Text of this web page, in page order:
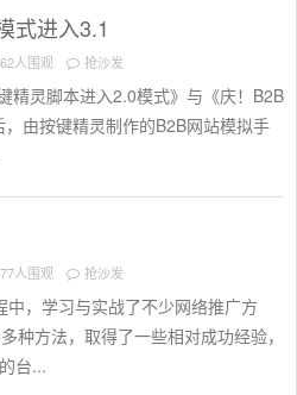
式进入3.1
人围观 抢沙发
精灵脚本进入2.0模式》与《庆！B2B
由按键精灵制作的B2B网站模拟手
人围观 抢沙发
，学习与实战了不少网络推广方
种方法，取得了一些相对成功经验，
台...